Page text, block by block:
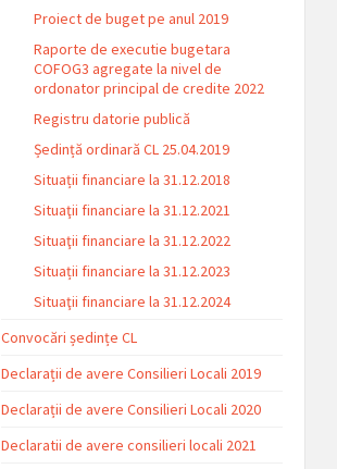
Proiect de buget pe anul 2019
Raporte de executie bugetara
COFOG3 agregate la nivel de
ordonator principal de credite 2022
Registru datorie publică
Ședință ordinară CL 25.04.2019
Situații financiare la 31.12.2018
Situaţii financiare la 31.12.2021
Situaţii financiare la 31.12.2022
Situații financiare la 31.12.2023
Situaţii financiare la 31.12.2024
Convocări ședințe CL
Declarații de avere Consilieri Locali 2019
Declarații de avere Consilieri Locali 2020
Declaratii de avere consilieri locali 2021